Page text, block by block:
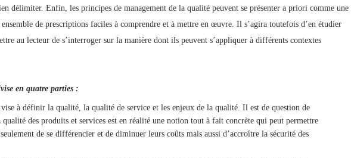
délimiter. Enfin, les principes de management de la qualité peuvent se présenter a priori comme une
de prescriptions faciles à comprendre et à mettre en œuvre. Il s’agira toutefois d’en étudier
au lecteur de s’interroger sur la manière dont ils peuvent s’appliquer à différents contextes
en quatre parties :
vise à définir la qualité, la qualité de service et les enjeux de la qualité. Il est de question de
des produits et services est en réalité une notion tout à fait concrète qui peut permettre
de se différencier et de diminuer leurs coûts mais aussi d’accroître la sécurité des